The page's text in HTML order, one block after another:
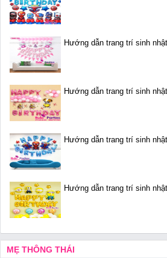
Hướng dẫn trang trí sinh
Hướng dẫn trang trí sinh
Hướng dẫn trang trí sinh
Hướng dẫn trang trí sinh
MẸ THÔNG THÁI